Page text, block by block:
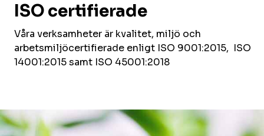
ISO certifierade
Våra verksamheter är kvalitet, miljö och
arbetsmiljöcertifierade enligt ISO 9001:2015, ISO
14001:2015 samt ISO 45001:2018